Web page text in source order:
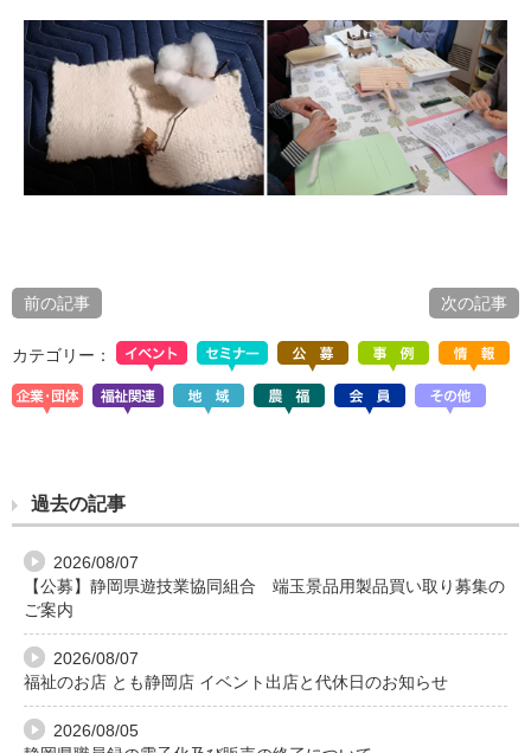
前の記事 次の記事
カテゴリー：
過去の記事
2026/08/07
【公募】静岡県遊技業協同組合 端玉景品用製品買い取り募集の
ご案内
2026/08/07
福祉のお店 とも静岡店 イベント出店と代休日のお知らせ
2026/08/05